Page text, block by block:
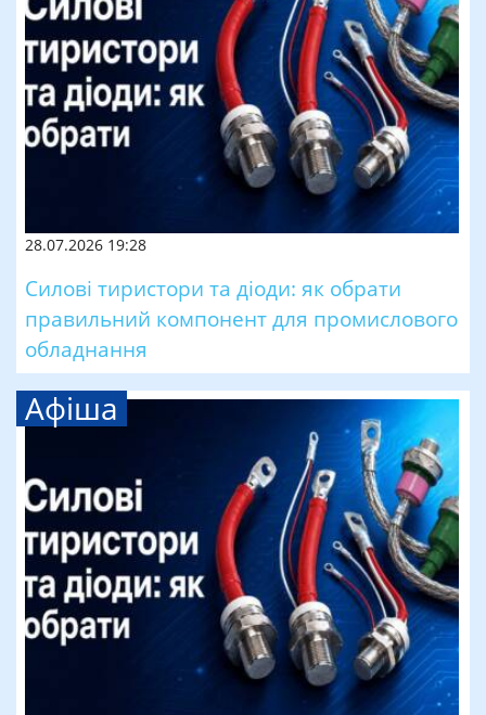
28.07.2026 19:28
Силові тиристори та діоди: як обрати
правильний компонент для промислового
обладнання
Афіша